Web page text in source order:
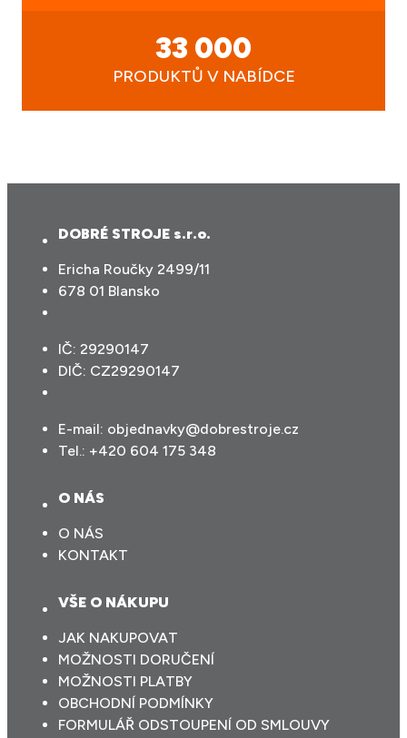
33 000
PRODUKTŮ V NABÍDCE
DOBRÉ STROJE s.r.o.
Ericha Roučky 2499/11
678 01 Blansko
IČ: 29290147
DIČ: CZ29290147
E-mail: objednavky@dobrestroje.cz
Tel.: +420 604 175 348
O NÁS
O NÁS
KONTAKT
VŠE O NÁKUPU
JAK NAKUPOVAT
MOŽNOSTI DORUČENÍ
MOŽNOSTI PLATBY
OBCHODNÍ PODMÍNKY
FORMULÁŘ ODSTOUPENÍ OD SMLOUVY